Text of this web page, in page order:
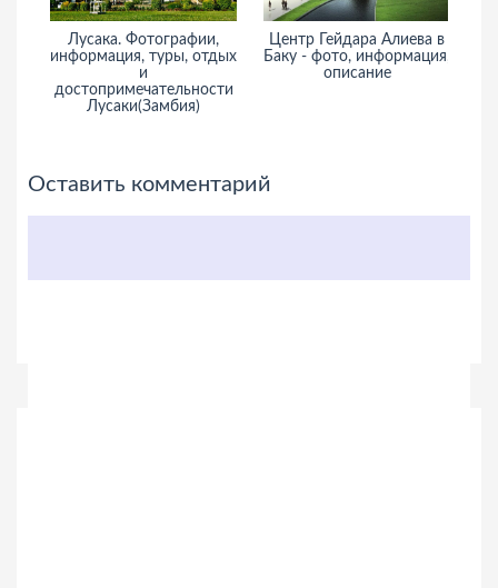
Лусака. Фотографии,
информация, туры, отдых
и
достопримечательности
Лусаки(Замбия)
Центр Гейдара Алиева в
Баку - фото, информация,
описание
Оставить комментарий